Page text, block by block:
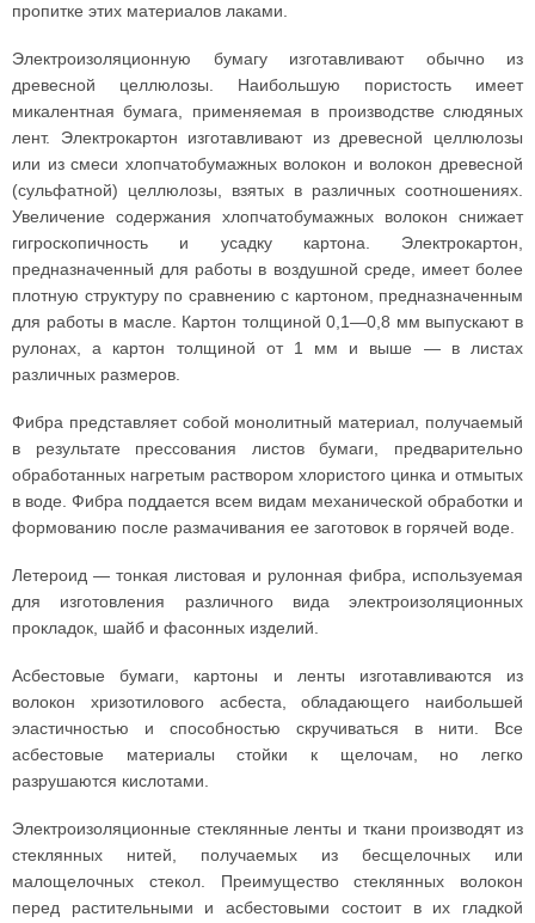
пропитке этих материалов лаками.
Электроизоляционную бумагу изготавливают обычно из
древесной целлюлозы. Наибольшую пористость имеет
микалентная бумага, применяемая в производстве слюдяных
лент. Электрокартон изготавливают из древесной целлюлозы
или из смеси хлопчатобумажных волокон и волокон древесной
(сульфатной) целлюлозы, взятых в различных соотношениях.
Увеличение содержания хлопчатобумажных волокон снижает
гигроскопичность и усадку картона. Электрокартон,
предназначенный для работы в воздушной среде, имеет более
плотную структуру по сравнению с картоном, предназначенным
для работы в масле. Картон толщиной 0,1—0,8 мм выпускают в
рулонах, а картон толщиной от 1 мм и выше — в листах
различных размеров.
Фибра представляет собой монолитный материал, получаемый
в результате прессования листов бумаги, предварительно
обработанных нагретым раствором хлористого цинка и отмытых
в воде. Фибра поддается всем видам механической обработки и
формованию после размачивания ее заготовок в горячей воде.
Летероид — тонкая листовая и рулонная фибра, используемая
для изготовления различного вида электроизоляционных
прокладок, шайб и фасонных изделий.
Асбестовые бумаги, картоны и ленты изготавливаются из
волокон хризотилового асбеста, обладающего наибольшей
эластичностью и способностью скручиваться в нити. Все
асбестовые материалы стойки к щелочам, но легко
разрушаются кислотами.
Электроизоляционные стеклянные ленты и ткани производят из
стеклянных нитей, получаемых из бесщелочных или
малощелочных стекол. Преимущество стеклянных волокон
перед растительными и асбестовыми состоит в их гладкой